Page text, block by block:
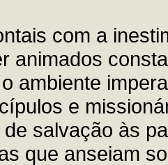
com a
animados
ambiente
e
salvação às
que anseiam